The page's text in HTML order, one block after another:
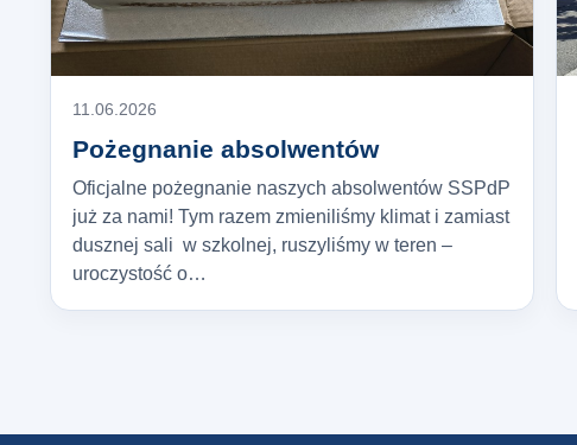
11.06.2026
Pożegnanie absolwentów
Oficjalne pożegnanie naszych absolwentów SSPdP
już za nami! Tym razem zmieniliśmy klimat i zamiast
dusznej sali w szkolnej, ruszyliśmy w teren –
uroczystość o…